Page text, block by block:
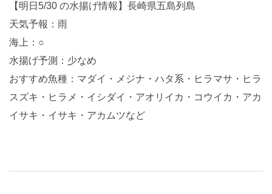
【明日5/30 の水揚げ情報】長崎県五島列島
天気予報：雨
海上：○
水揚げ予測：少なめ
おすすめ魚種：マダイ・メジナ・ハタ系・ヒラマサ・ヒラ
スズキ・ヒラメ・イシダイ・アオリイカ・コウイカ・アカ
イサキ・イサキ・アカムツなど